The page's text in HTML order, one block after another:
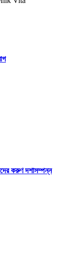
করুণ দশাসম্পন্ন